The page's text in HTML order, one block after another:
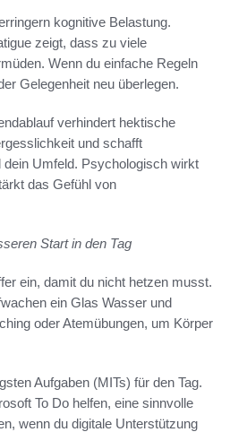
kognitive Belastung.
zeigt, dass zu viele
Wenn du einfache Regeln
Gelegenheit neu überlegen.
verhindert hektische
und schafft
Umfeld. Psychologisch wirkt
das Gefühl von
Start in den Tag
ein, damit du nicht hetzen musst.
ein Glas Wasser und
oder Atemübungen, um Körper
Aufgaben (MITs) für den Tag.
To Do helfen, eine sinnvolle
wenn du digitale Unterstützung